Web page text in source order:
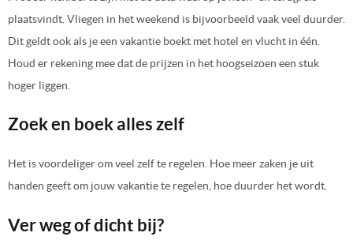
plaatsvindt. Vliegen in het weekend is bijvoorbeeld vaak veel duurder.
Dit geldt ook als je een vakantie boekt met hotel en vlucht in één.
Houd er rekening mee dat de prijzen in het hoogseizoen een stuk
hoger liggen.
Zoek en boek alles zelf
Het is voordeliger om veel zelf te regelen. Hoe meer zaken je uit
handen geeft om jouw vakantie te regelen, hoe duurder het wordt.
Ver weg of dicht bij?